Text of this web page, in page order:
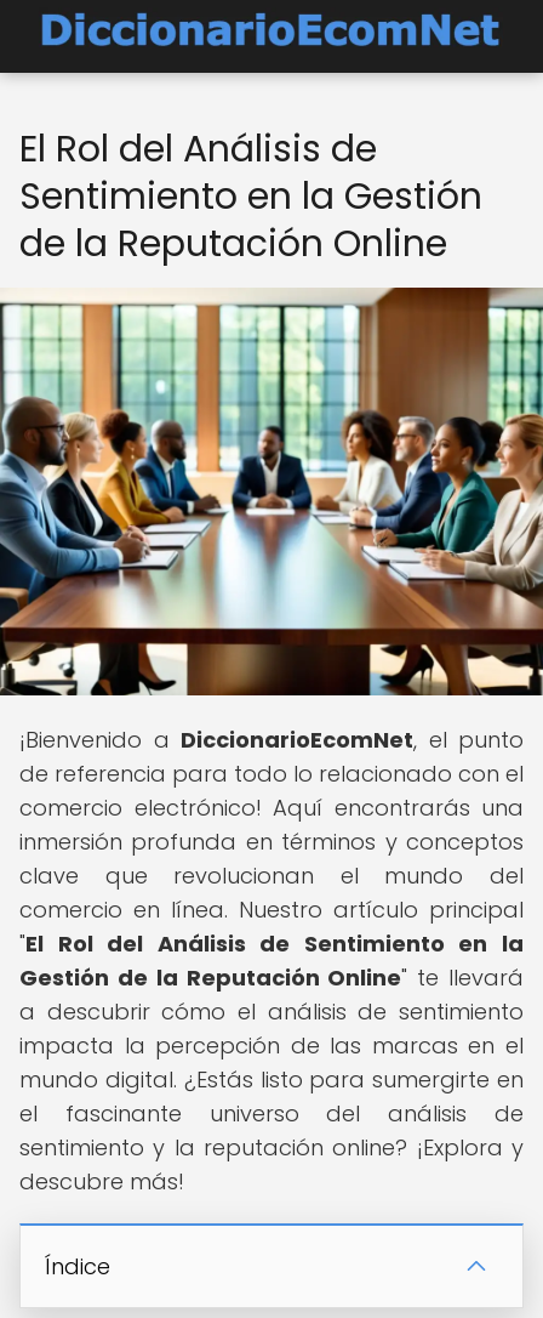
El Rol del Análisis de
Sentimiento en la Gestión
de la Reputación Online
¡Bienvenido a DiccionarioEcomNet, el punto
de referencia para todo lo relacionado con el
comercio electrónico! Aquí encontrarás una
inmersión profunda en términos y conceptos
clave que revolucionan el mundo del
comercio en línea. Nuestro artículo principal
"El Rol del Análisis de Sentimiento en la
Gestión de la Reputación Online" te llevará
a descubrir cómo el análisis de sentimiento
impacta la percepción de las marcas en el
mundo digital. ¿Estás listo para sumergirte en
el fascinante universo del análisis de
sentimiento y la reputación online? ¡Explora y
descubre más!
Índice